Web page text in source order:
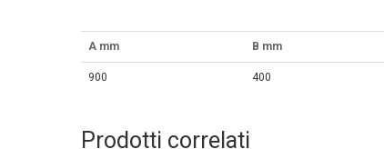
A mm B mm
900 400
Prodotti correlati